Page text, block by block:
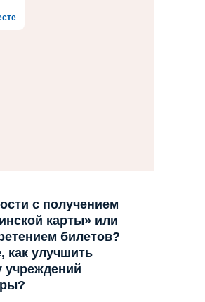
с получением
карты» или
билетов?
как улучшить
учреждений